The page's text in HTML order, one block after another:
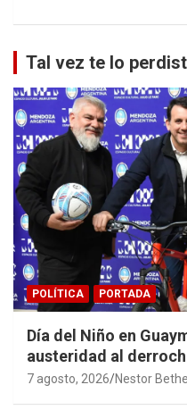
Tal vez te lo
POLÍTICA PORTADA
Día del Niño en
austeridad al
7 agosto, 2026 Nestor